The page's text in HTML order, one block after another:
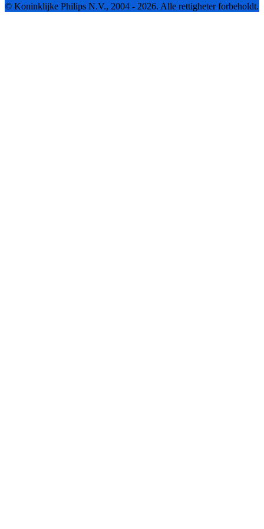
© Koninklijke Philips N.V., 2004 - 2026. Alle rettigheter forbeholdt.